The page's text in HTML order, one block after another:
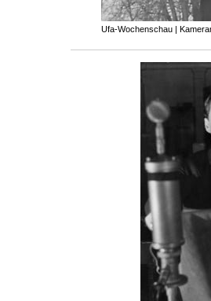
Ufa-Wochenschau |